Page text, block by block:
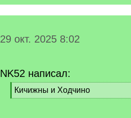
29 окт. 2025 8:02
NK52 написал:
[
q
Кичижны и Ходчино
[